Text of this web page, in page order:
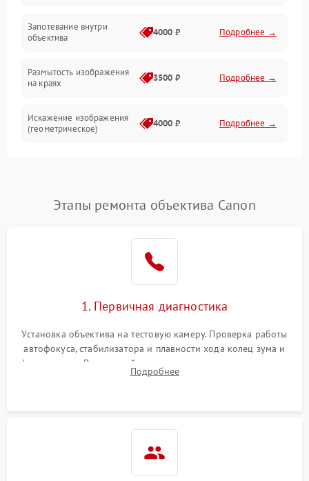
Запотевание внутри
объектива
4000 ₽ Подробнее →
Размытость изображения
на краях
3500 ₽ Подробнее →
Искажение изображения
(геометрическое)
4000 ₽ Подробнее →
Проблемы с резкостью
Этапы ремонта объектива Canon
1. Первичная диагностика
Установка объектива на тестовую камеру. Проверка работы
автофокуса, стабилизатора и плавности хода колец зума и
фокусировки. Визуальный осмотр линз на наличие царапин,
грибка, пыли и оценка состояния контактов байонета.
Подробнее